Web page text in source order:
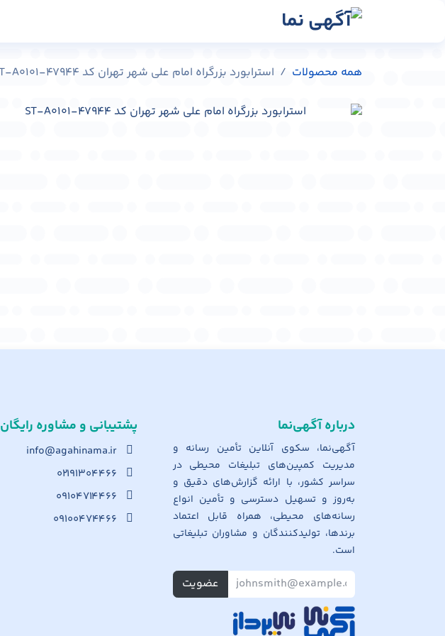
همه محصولات استرابورد بزرگراه امام علی شهر تهران کد ST-A0101-47944
پشتیبانی و مشاوره رایگان
info@agahinama.ir
۰۲۱۹۱۳۰۴۴۶۶
۰۹۱۰۴۷۱۴۴۶۶
۰۹۱۰۰۴۷۴۴۶۶
درباره آگهی‌نما
آگهی‌نما، سکوی آنلاین تأمین رسانه و
مدیریت کمپین‌های تبلیغات محیطی در
سراسر کشور، با ارائه گزارش‌های دقیق و
به‌روز و تسهیل دسترسی و تأمین انواع
رسانه‌های محیطی، همراه قابل اعتماد
برندها، تولیدکنندگان و مشاوران تبلیغاتی
است.
عضویت